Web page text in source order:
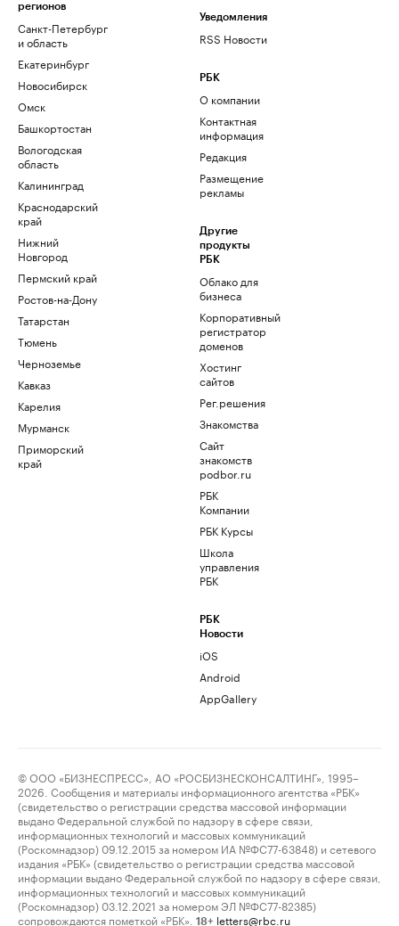
регионов
Санкт-Петербург
и область
Екатеринбург
Новосибирск
Омск
Башкортостан
Вологодская
область
Калининград
Краснодарский
край
Нижний
Новгород
Пермский край
Ростов-на-Дону
Татарстан
Тюмень
Черноземье
Кавказ
Карелия
Мурманск
Приморский
край
Уведомления
RSS Новости
РБК
О компании
Контактная
информация
Редакция
Размещение
рекламы
Другие
продукты
РБК
Облако для
бизнеса
Корпоративный
регистратор
доменов
Хостинг
сайтов
Рег.решения
Знакомства
Сайт
знакомств
podbor.ru
РБК
Компании
РБК Курсы
Школа
управления
РБК
РБК
Новости
iOS
Android
AppGallery
© ООО «БИЗНЕСПРЕСС», АО «РОСБИЗНЕСКОНСАЛТИНГ», 1995–
2026. Сообщения и материалы информационного агентства «РБК»
(свидетельство о регистрации средства массовой информации
выдано Федеральной службой по надзору в сфере связи,
информационных технологий и массовых коммуникаций
(Роскомнадзор) 09.12.2015 за номером ИА №ФС77-63848) и сетевого
издания «РБК» (свидетельство о регистрации средства массовой
информации выдано Федеральной службой по надзору в сфере связи,
информационных технологий и массовых коммуникаций
(Роскомнадзор) 03.12.2021 за номером ЭЛ №ФС77-82385)
сопровождаются пометкой «РБК».
18+ letters@rbc.ru